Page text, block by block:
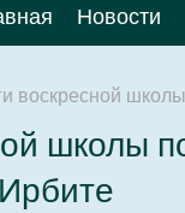
Новости
воскресной
школы